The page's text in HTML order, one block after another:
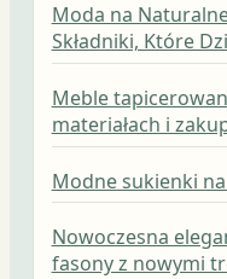
Moda na
Składniki, Które
Meble
materiałach i
Modne sukienki
Nowoczesna
fasony z nowymi